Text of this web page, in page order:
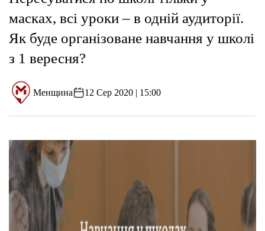
масках, всі уроки – в одній аудиторії.
Як буде організоване навчання у школі
з 1 вересня?
Менщина 12 Сер 2020 | 15:00